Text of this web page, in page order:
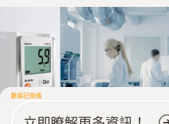
數據記錄儀